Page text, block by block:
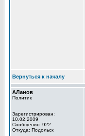
Вернуться к началу
АЛанов
Политик
Зарегистрирован:
10.02.2009
Сообщения: 922
Откуда: Подольск